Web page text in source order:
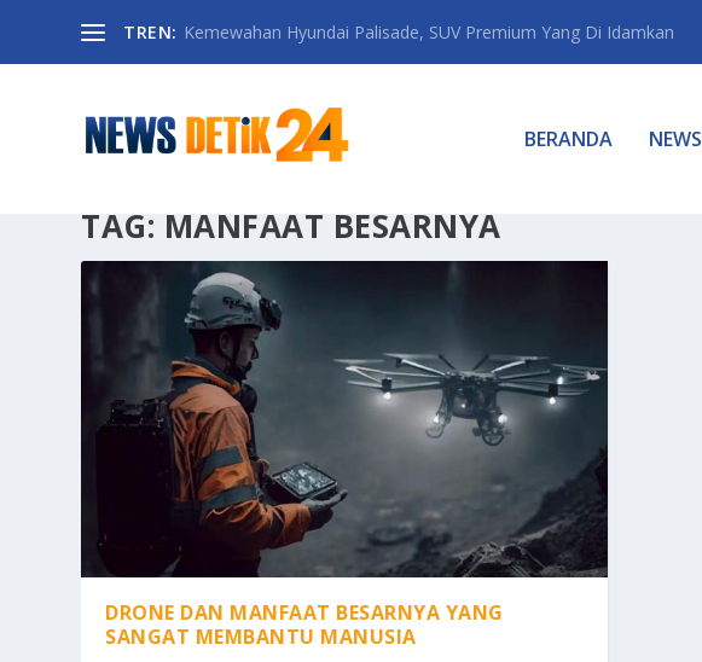
TREN: Kemewahan Hyundai Palisade, SUV Premium Yang Di Idamkan
BERANDA NEWS
TAG: MANFAAT BESARNYA
DRONE DAN MANFAAT BESARNYA YANG
SANGAT MEMBANTU MANUSIA